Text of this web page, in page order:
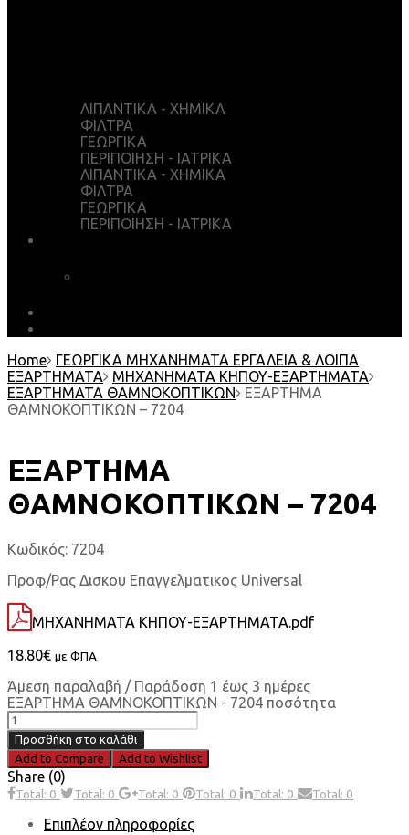
ΛΙΠΑΝΤΙΚΑ - ΧΗΜΙΚΑ
ΦΙΛΤΡΑ
ΓΕΩΡΓΙΚΑ
ΠΕΡΙΠΟΙΗΣΗ - ΙΑΤΡΙΚΑ
ΛΙΠΑΝΤΙΚΑ - ΧΗΜΙΚΑ
ΦΙΛΤΡΑ
ΓΕΩΡΓΙΚΑ
ΠΕΡΙΠΟΙΗΣΗ - ΙΑΤΡΙΚΑ
Home
ΓΕΩΡΓΙΚΑ ΜΗΧΑΝΗΜΑΤΑ ΕΡΓΑΛΕΙΑ & ΛΟΙΠΑ
ΕΞΑΡΤΗΜΑΤΑ
ΜΗΧΑΝΗΜΑΤΑ ΚΗΠΟΥ-ΕΞΑΡΤΗΜΑΤΑ
ΕΞΑΡΤΗΜΑΤΑ ΘΑΜΝΟΚΟΠΤΙΚΩΝ
ΕΞΑΡΤΗΜΑ
ΘΑΜΝΟΚΟΠΤΙΚΩΝ – 7204
ΕΞΑΡΤΗΜΑ
ΘΑΜΝΟΚΟΠΤΙΚΩΝ – 7204
Κωδικός: 7204
Προφ/Ρας Δισκου Επαγγελματικος Universal
ΜΗΧΑΝΗΜΑΤΑ ΚΗΠΟΥ-ΕΞΑΡΤΗΜΑΤΑ.pdf
18.80€ με ΦΠΑ
Άμεση παραλαβή / Παράδοση 1 έως 3 ημέρες
ΕΞΑΡΤΗΜΑ ΘΑΜΝΟΚΟΠΤΙΚΩΝ - 7204 ποσότητα
Προσθήκη στο καλάθι
Add to Compare
Add to Wishlist
Share (0)
Total: 0 Total: 0 Total: 0 Total: 0 Total: 0 Total: 0
Επιπλέον πληροφορίες